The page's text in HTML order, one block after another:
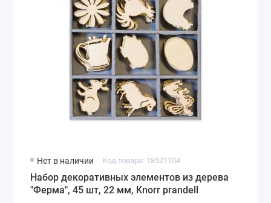
Нет в наличии Код товара: 18521104
Набор декоративных элементов из дерева
"Ферма", 45 шт, 22 мм, Knorr prandell